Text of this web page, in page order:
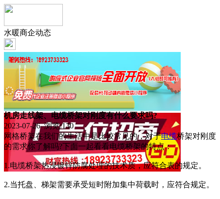
水暖商企动态
机房走线架、电缆桥架对刚度有什么要求吗?
2023-07-26 浏览:130
网格桥架在我们的生活中是比较常见的，对于电缆桥架对刚度
的需求你了解吗?下面一起看看电缆桥架的特点：
1.电缆桥架热浸镀锌防腐处理的技术质，应符合表的规定。
2.当托盘、梯架需要承受短时附加集中荷载时，应符合规定。